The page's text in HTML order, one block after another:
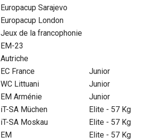
Europacup Sarajevo
Europacup London
Jeux de la francophonie
EM-23
Autriche
EC France
Junior
WC Littuani
Junior
EM Arménie
Junior
iT-SA Müchen
Elite - 57 Kg
iT-SA Moskau
Elite - 57 Kg
EM
Elite - 57 Kg